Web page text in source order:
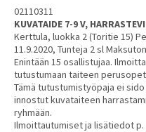
02110311
KUVATAIDE 7-9 V,
Kerttula, luokka 2 (Toritie 15)
11.9.2020, Tunteja 2 sl
Enintään 15 osallistujaa.
tutustumaan taiteen
Tämä tutustumistyöpaja ei
innostut kuvataiteen
ryhmään.
Ilmoittautumiset ja lisätiedot p.